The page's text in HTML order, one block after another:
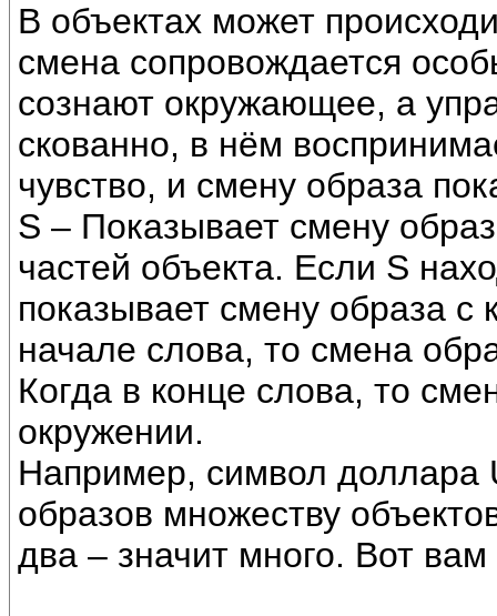
В объектах может
смена сопровождается
сознают окружающее, а
скованно, в нём
чувство, и смену образа
S – Показывает смену
частей объекта. Если S
показывает смену образа с
начале слова, то смена
Когда в конце слова, то
окружении.
Например, символ доллара
образов множеству
два – значит много. Вот